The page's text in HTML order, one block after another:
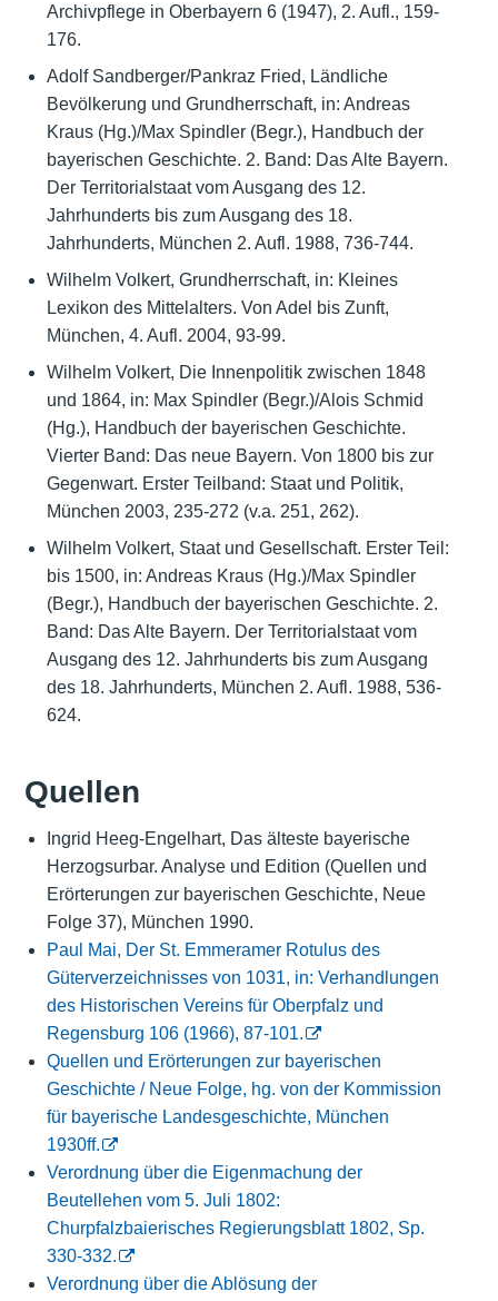
Archivpflege in Oberbayern 6 (1947), 2. Aufl., 159-
176.
Adolf Sandberger/Pankraz Fried, Ländliche
Bevölkerung und Grundherrschaft, in: Andreas
Kraus (Hg.)/Max Spindler (Begr.), Handbuch der
bayerischen Geschichte. 2. Band: Das Alte Bayern.
Der Territorialstaat vom Ausgang des 12.
Jahrhunderts bis zum Ausgang des 18.
Jahrhunderts, München 2. Aufl. 1988, 736-744.
Wilhelm Volkert, Grundherrschaft, in: Kleines
Lexikon des Mittelalters. Von Adel bis Zunft,
München, 4. Aufl. 2004, 93-99.
Wilhelm Volkert, Die Innenpolitik zwischen 1848
und 1864, in: Max Spindler (Begr.)/Alois Schmid
(Hg.), Handbuch der bayerischen Geschichte.
Vierter Band: Das neue Bayern. Von 1800 bis zur
Gegenwart. Erster Teilband: Staat und Politik,
München 2003, 235-272 (v.a. 251, 262).
Wilhelm Volkert, Staat und Gesellschaft. Erster Teil:
bis 1500, in: Andreas Kraus (Hg.)/Max Spindler
(Begr.), Handbuch der bayerischen Geschichte. 2.
Band: Das Alte Bayern. Der Territorialstaat vom
Ausgang des 12. Jahrhunderts bis zum Ausgang
des 18. Jahrhunderts, München 2. Aufl. 1988, 536-
624.
Quellen
Ingrid Heeg-Engelhart, Das älteste bayerische
Herzogsurbar. Analyse und Edition (Quellen und
Erörterungen zur bayerischen Geschichte, Neue
Folge 37), München 1990.
Paul Mai, Der St. Emmeramer Rotulus des
Güterverzeichnisses von 1031, in: Verhandlungen
des Historischen Vereins für Oberpfalz und
Regensburg 106 (1966), 87-101.
Quellen und Erörterungen zur bayerischen
Geschichte / Neue Folge, hg. von der Kommission
für bayerische Landesgeschichte, München
1930ff.
Verordnung über die Eigenmachung der
Beutellehen vom 5. Juli 1802:
Churpfalzbaierisches Regierungsblatt 1802, Sp.
330-332.
Verordnung über die Ablösung der